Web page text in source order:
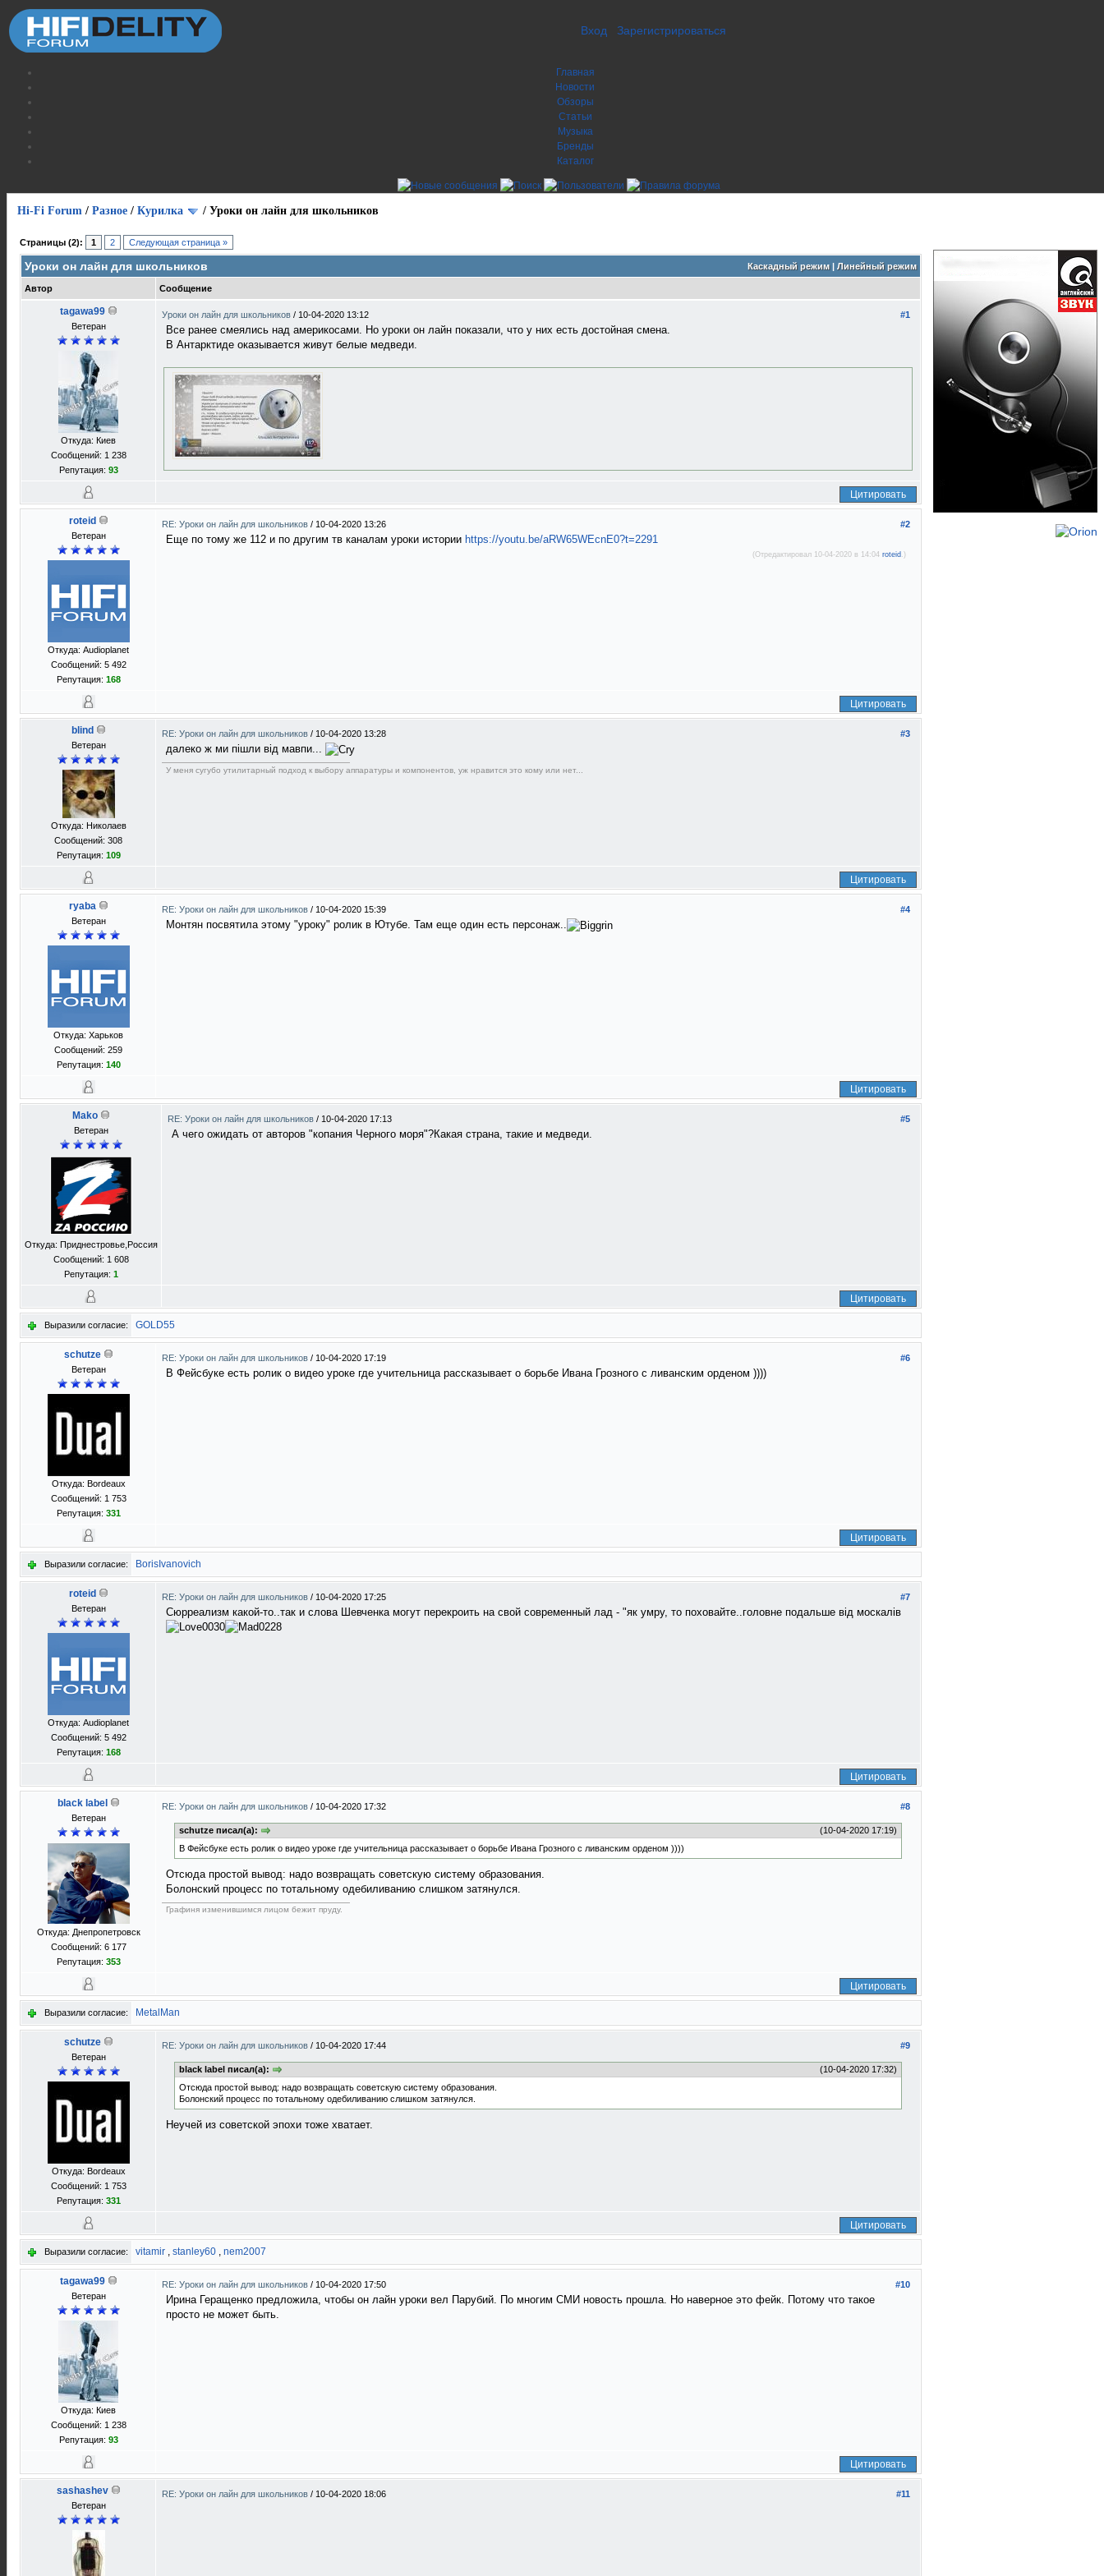
Вход Зарегистрироваться
Главная
Новости
Обзоры
Статьи
Музыка
Бренды
Каталог
Hi-Fi Forum / Разное / Курилка / Уроки он лайн для школьников
Страницы (2): 1 2 Следующая страница »
Каскадный режим| Линейный режим
Уроки он лайн для школьников
Автор Сообщение
tagawa99
Ветеран
Откуда: Киев
Сообщений: 1 238
Репутация: 93
#1
Уроки он лайн для школьников / 10-04-2020 13:12
Все ранее смеялись над америкосами. Но уроки он лайн показали, что у них есть достойная смена.
В Антарктиде оказывается живут белые медведи.
Цитировать
roteid
Ветеран
Откуда: Audioplanet
Сообщений: 5 492
Репутация: 168
#2
RE: Уроки он лайн для школьников / 10-04-2020 13:26
Еще по тому же 112 и по другим тв каналам уроки истории https://youtu.be/aRW65WEcnE0?t=2291
(Отредактировал 10-04-2020 в 14:04 roteid .)
Цитировать
blind
Ветеран
Откуда: Николаев
Сообщений: 308
Репутация: 109
#3
RE: Уроки он лайн для школьников / 10-04-2020 13:28
далеко ж ми пішли від мавпи...
У меня сугубо утилитарный подход к выбору аппаратуры и компонентов, уж нравится это кому или нет...
Цитировать
ryaba
Ветеран
Откуда: Харьков
Сообщений: 259
Репутация: 140
#4
RE: Уроки он лайн для школьников / 10-04-2020 15:39
Монтян посвятила этому "уроку" ролик в Ютубе. Там еще один есть персонаж..
Цитировать
Mako
Ветеран
Откуда: Приднестровье,Россия
Сообщений: 1 608
Репутация: 1
#5
RE: Уроки он лайн для школьников / 10-04-2020 17:13
А чего ожидать от авторов "копания Черного моря"?Какая страна, такие и медведи.
Цитировать
Выразили согласие: GOLD55
schutze
Ветеран
Откуда: Bordeaux
Сообщений: 1 753
Репутация: 331
#6
RE: Уроки он лайн для школьников / 10-04-2020 17:19
В Фейсбуке есть ролик о видео уроке где учительница рассказывает о борьбе Ивана Грозного с ливанским орденом ))))
Цитировать
Выразили согласие: BorisIvanovich
roteid
Ветеран
Откуда: Audioplanet
Сообщений: 5 492
Репутация: 168
#7
RE: Уроки он лайн для школьников / 10-04-2020 17:25
Сюрреализм какой-то..так и слова Шевченка могут перекроить на свой современный лад - "як умру, то поховайте..головне подальше вiд москалiв
Цитировать
black label
Ветеран
Откуда: Днепропетровск
Сообщений: 6 177
Репутация: 353
#8
RE: Уроки он лайн для школьников / 10-04-2020 17:32
(10-04-2020 17:19)
schutze писал(а):
В Фейсбуке есть ролик о видео уроке где учительница рассказывает о борьбе Ивана Грозного с ливанским орденом ))))
Отсюда простой вывод: надо возвращать советскую систему образования.
Болонский процесс по тотальному одебиливанию слишком затянулся.
Графиня изменившимся лицом бежит пруду.
Цитировать
Выразили согласие: MetalMan
schutze
Ветеран
Откуда: Bordeaux
Сообщений: 1 753
Репутация: 331
#9
RE: Уроки он лайн для школьников / 10-04-2020 17:44
(10-04-2020 17:32)
black label писал(а):
Отсюда простой вывод: надо возвращать советскую систему образования.
Болонский процесс по тотальному одебиливанию слишком затянулся.
Неучей из советской эпохи тоже хватает.
Цитировать
Выразили согласие: vitamir , stanley60 , nem2007
tagawa99
Ветеран
Откуда: Киев
Сообщений: 1 238
Репутация: 93
#10
RE: Уроки он лайн для школьников / 10-04-2020 17:50
Ирина Геращенко предложила, чтобы он лайн уроки вел Парубий. По многим СМИ новость прошла. Но наверное это фейк. Потому что такое
просто не может быть.
Цитировать
sashashev
Ветеран
#11
RE: Уроки он лайн для школьников / 10-04-2020 18:06